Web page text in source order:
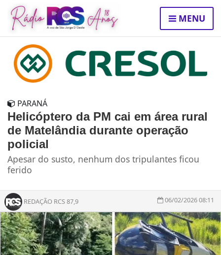
MENU
PARANÁ
Helicóptero da PM cai em área rural
de Matelândia durante operação
policial
Apesar do susto, nenhum dos tripulantes ficou
ferido
REDAÇÃO RCS 87,9 06/02/2026 08:11